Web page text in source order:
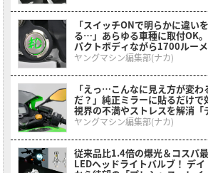
「スイッチONで明らかに違い
る…」あらゆる車種に取付OK
パクトボディながら1700ルー
視界を確保する［デイトナ・
グランプユニット プレシャスレ
モール］
ヤングマシン編集部(ナカ)
「えっ…こんなに見え方が変わ
だ？」純正ミラーに貼るだけで
視界の不満やストレスを解消「
ナ・ハイビジ貼り付けタイプミ
ヤングマシン編集部(ナカ)
従来品比1.4倍の爆光＆コスパ
LEDヘッドライトバルブ！ デイ